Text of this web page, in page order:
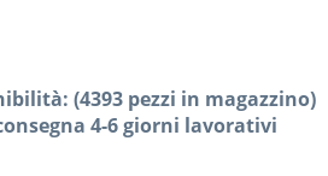
(4393 pezzi in magazzino)
4-6 giorni lavorativi